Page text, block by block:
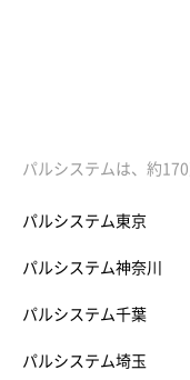
パルシステムは、約
パルシステム東京
パルシステム神奈川
パルシステム千葉
パルシステム埼玉